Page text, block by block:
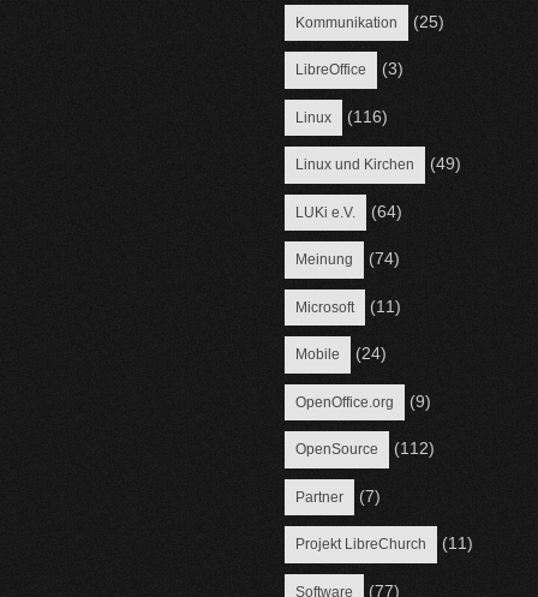
Kommunikation (25)
LibreOffice (3)
Linux (116)
Linux und Kirchen (49)
LUKi e.V. (64)
Meinung (74)
Microsoft (11)
Mobile (24)
OpenOffice.org (9)
OpenSource (112)
Partner (7)
Projekt LibreChurch (11)
Software (77)